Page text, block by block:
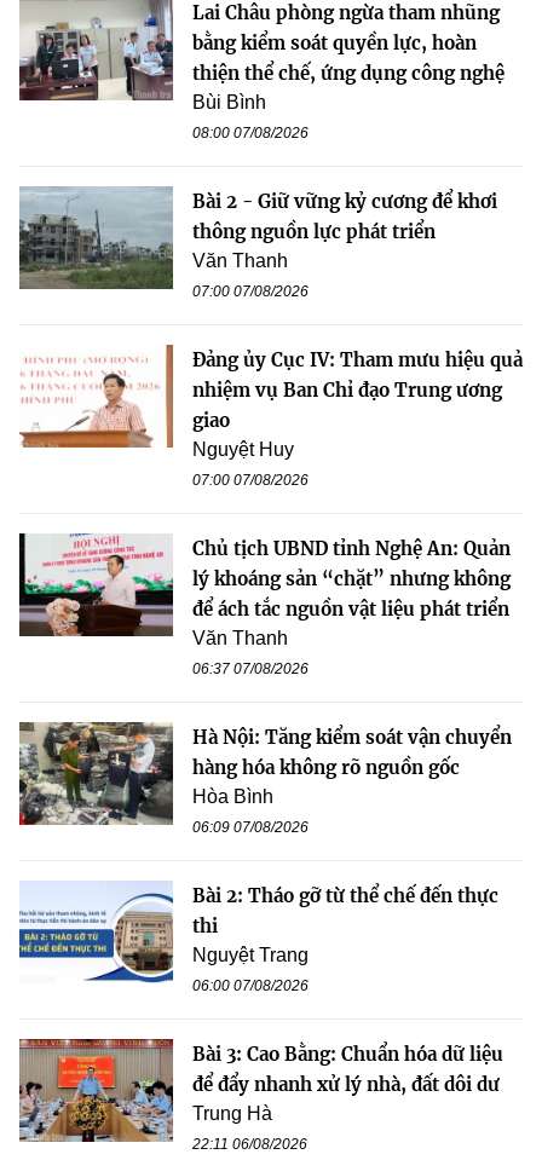
Lai Châu phòng ngừa tham nhũng
bằng kiểm soát quyền lực, hoàn
thiện thể chế, ứng dụng công nghệ
Bùi Bình
08:00 07/08/2026
Bài 2 - Giữ vững kỷ cương để khơi
thông nguồn lực phát triển
Văn Thanh
07:00 07/08/2026
Đảng ủy Cục IV: Tham mưu hiệu quả
nhiệm vụ Ban Chỉ đạo Trung ương
giao
Nguyệt Huy
07:00 07/08/2026
Chủ tịch UBND tỉnh Nghệ An: Quản
lý khoáng sản “chặt” nhưng không
để ách tắc nguồn vật liệu phát triển
Văn Thanh
06:37 07/08/2026
Hà Nội: Tăng kiểm soát vận chuyển
hàng hóa không rõ nguồn gốc
Hòa Bình
06:09 07/08/2026
Bài 2: Tháo gỡ từ thể chế đến thực
thi
Nguyệt Trang
06:00 07/08/2026
Bài 3: Cao Bằng: Chuẩn hóa dữ liệu
để đẩy nhanh xử lý nhà, đất dôi dư
Trung Hà
22:11 06/08/2026